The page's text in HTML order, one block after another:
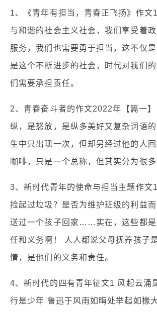
1、《青年有担当，青春正飞扬》作文
与和谐的社会主义社会，我们享受着
服务，我们也需要勇于担当，这不仅
是这个不断进步的社会，时代对我们
们需要承担责任。
2、青春奋斗者的作文2022年【篇一
纵，是怒放，是纵多美好又复杂词语
生中只出现一次，但却另经过他的人
咖啡，只是一个总称，但其实分为很多
3、新时代青年的使命与担当主题作文
捡起过垃圾？是否为维护班级的利益
送过一个孩子回家……实在，这些都是
任和义务啊！ 人人都说父母抚养孩子
情，是他们的义务和责任。
4、新时代的四有青年征文1 风起云涌
行是少年 鲁迅于风雨如晦处举起如椽